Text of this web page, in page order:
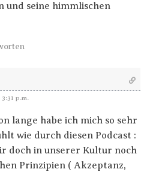
und seine himmlischen
3:31 p.m.
lange habe ich mich so sehr
wie durch diesen Podcast :
doch in unserer Kultur noch
Prinzipien ( Akzeptanz,